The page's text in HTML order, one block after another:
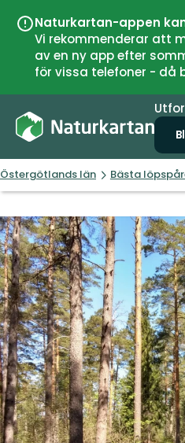
Naturkartan-appen
Vi rekommenderar att
av en ny app efter
för vissa telefoner - då
Östergötlands län Bästa